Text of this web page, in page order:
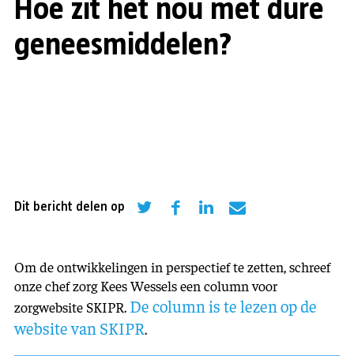
Hoe zit het nou met dure
geneesmiddelen?
Dit bericht delen op
Om de ontwikkelingen in perspectief te zetten, schreef
onze chef zorg Kees Wessels een column voor
zorgwebsite SKIPR. De column is te lezen op de
website van SKIPR.